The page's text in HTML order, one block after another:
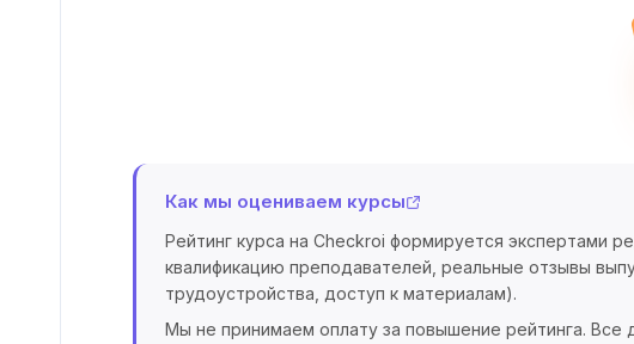
Как мы оцениваем курсы
Рейтинг курса на Checkroi формируется экспертами
квалификацию преподавателей, реальные отзывы
трудоустройства, доступ к материалам).
Мы не принимаем оплату за повышение рейтинга.